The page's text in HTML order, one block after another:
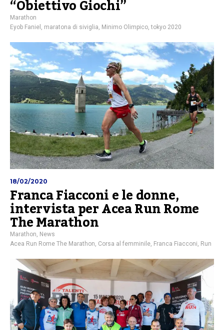
“Obiettivo Giochi”
Marathon
Eyob Faniel
maratona di siviglia Minimo Olimpico ,tokyo 2020
18/02/2020
Franca Fiacconi e le donne,
intervista per Acea Run Rome
The Marathon
Marathon, News
Acea Run Rome The Marathon, Corsa al femminile, Franca Fiacconi, Run